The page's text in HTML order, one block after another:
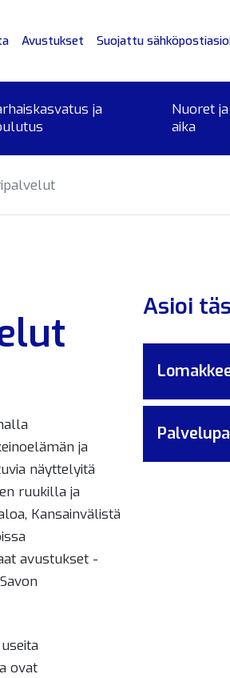
Avustukset Suojattu
ja
Nuoret
aika
ja
näyttelyitä
ruukilla ja
Kansainvälistä
avustukset -
ovat
Asioi